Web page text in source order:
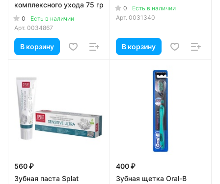
комплексного ухода 75 гр
0
Есть в наличии
Арт. 0034867
В корзину
0
Есть в наличии
Арт. 0031340
В корзину
560 ₽
Зубная паста Splat
400 ₽
Зубная щетка Oral-B